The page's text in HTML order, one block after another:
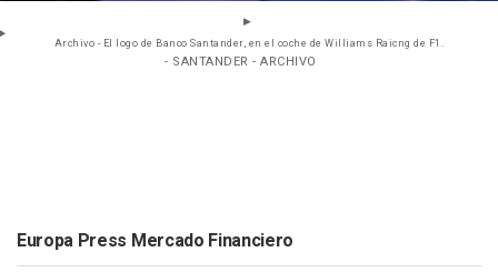
Archivo - El logo de Banco Santander, en el coche de Williams Raicng de F1.
- SANTANDER - ARCHIVO
Europa Press Mercado Financiero